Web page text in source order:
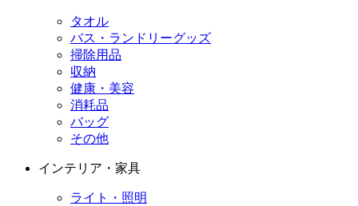
タオル
バス・ランドリーグッズ
掃除用品
収納
健康・美容
消耗品
バッグ
その他
インテリア・家具
ライト・照明